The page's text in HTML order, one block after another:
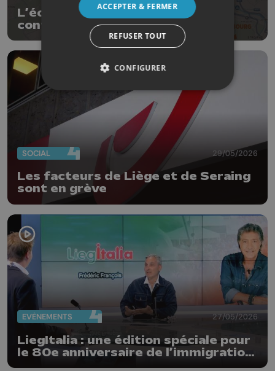
L’échangeur N°33 “Burenville”
continue sa mue
SOCIAL 29/05/2026
Les facteurs de Liège et de Seraing
sont en grève
EVÈNEMENTS 27/05/2026
LiegItalia : une édition spéciale pour
le 80e anniversaire de l’immigration
italienne en Belgique
ACCEPTER & FERMER
REFUSER TOUT
CONFIGURER